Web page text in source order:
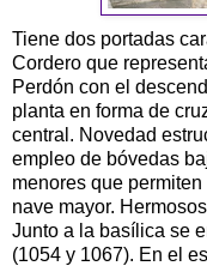
Tiene dos portadas
Cordero que
Perdón con el
planta en forma de
central. Novedad
empleo de bóvedas
menores que
nave mayor.
Junto a la basílica se
(1054 y 1067). En el